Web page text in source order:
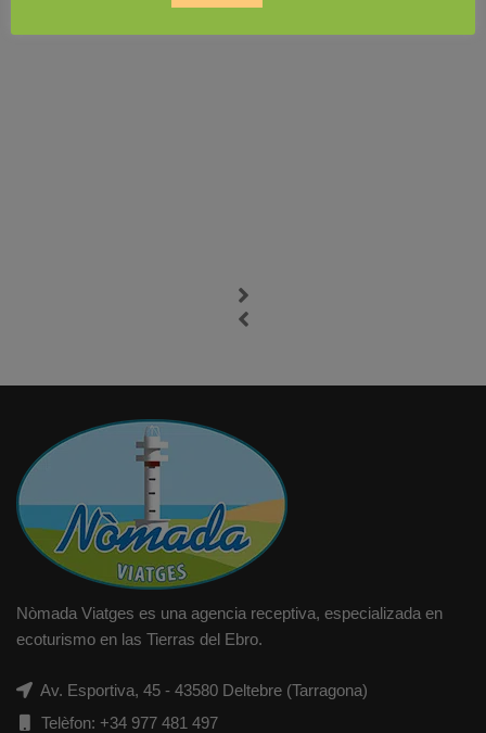
Nòmada Viatges es una agencia receptiva, especializada en
ecoturismo en las Tierras del Ebro.
Av. Esportiva, 45 - 43580 Deltebre (Tarragona)
Telèfon: +34 977 481 497